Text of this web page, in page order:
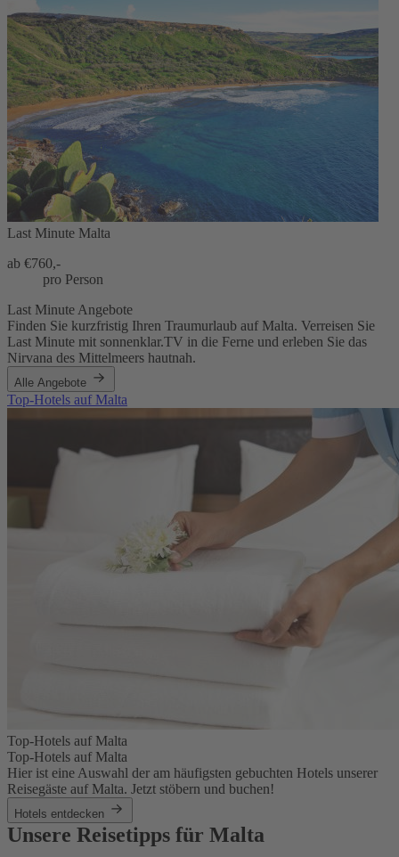
Last Minute Malta
ab €760,-
pro Person
Last Minute Angebote
Finden Sie kurzfristig Ihren Traumurlaub auf Malta. Verreisen Sie
Last Minute mit sonnenklar.TV in die Ferne und erleben Sie das
Nirvana des Mittelmeers hautnah.
Alle Angebote
Top-Hotels auf Malta
Top-Hotels auf Malta
Top-Hotels auf Malta
Hier ist eine Auswahl der am häufigsten gebuchten Hotels unserer
Reisegäste auf Malta. Jetzt stöbern und buchen!
Hotels entdecken
Unsere Reisetipps für Malta